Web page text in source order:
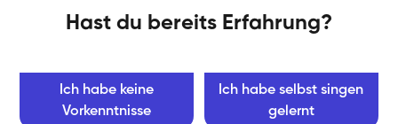
Hast du bereits Erfahrung?
Ich habe keine
Vorkenntnisse
Ich habe selbst singen
gelernt